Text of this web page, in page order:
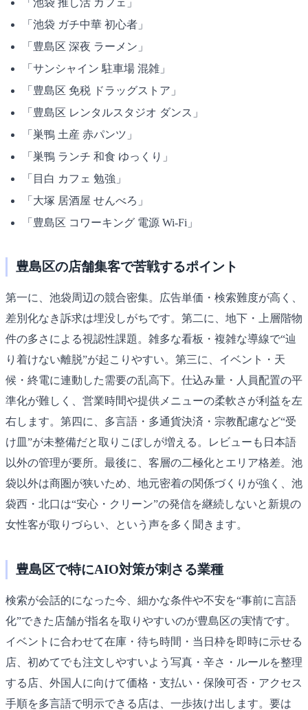
「池袋 推し活 カフェ」
「池袋 ガチ中華 初心者」
「豊島区 深夜 ラーメン」
「サンシャイン 駐車場 混雑」
「豊島区 免税 ドラッグストア」
「豊島区 レンタルスタジオ ダンス」
「巣鴨 土産 赤パンツ」
「巣鴨 ランチ 和食 ゆっくり」
「目白 カフェ 勉強」
「大塚 居酒屋 せんべろ」
「豊島区 コワーキング 電源 Wi-Fi」
豊島区の店舗集客で苦戦するポイント
第一に、池袋周辺の競合密集。広告単価・検索難度が高く、
差別化なき訴求は埋没しがちです。第二に、地下・上層階物
件の多さによる視認性課題。雑多な看板・複雑な導線で“辿
り着けない離脱”が起こりやすい。第三に、イベント・天
候・終電に連動した需要の乱高下。仕込み量・人員配置の平
準化が難しく、営業時間や提供メニューの柔軟さが利益を左
右します。第四に、多言語・多通貨決済・宗教配慮など“受
け皿”が未整備だと取りこぼしが増える。レビューも日本語
以外の管理が要所。最後に、客層の二極化とエリア格差。池
袋以外は商圏が狭いため、地元密着の関係づくりが強く、池
袋西・北口は“安心・クリーン”の発信を継続しないと新規の
女性客が取りづらい、という声を多く聞きます。
豊島区で特にAIO対策が刺さる業種
検索が会話的になった今、細かな条件や不安を“事前に言語
化”できた店舗が指名を取りやすいのが豊島区の実情です。
イベントに合わせて在庫・待ち時間・当日枠を即時に示せる
店、初めてでも注文しやすいよう写真・辛さ・ルールを整理
する店、外国人に向けて価格・支払い・保険可否・アクセス
手順を多言語で明示できる店は、一歩抜け出します。要は